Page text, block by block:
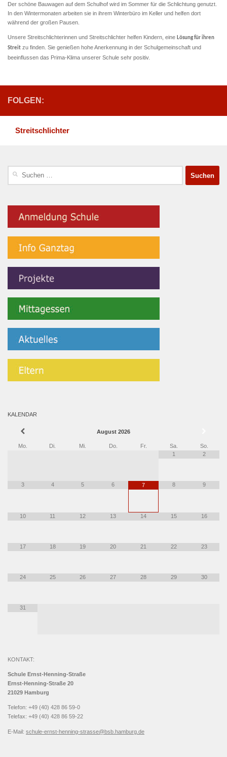
Der schöne Bauwagen auf dem Schulhof wird im Sommer für die Schlichtung genutzt.
In den Wintermonaten arbeiten sie in ihrem Winterbüro im Keller und helfen dort
während der großen Pausen.
Unsere Streitschlichterinnen und Streitschlichter helfen Kindern, eine Lösung für ihren
Streit zu finden. Sie genießen hohe Anerkennung in der Schulgemeinschaft und
beeinflussen das Prima-Klima unserer Schule sehr positiv.
FOLGEN:
Streitschlichter
Suchen
KALENDAR
August 2026
Mo. Di. Mi. Do. Fr. Sa.
So.
1
2
3 4 5 6 7 8 9
10 11 12 13 14 15 16
17 18 19 20 21 22 23
24 25 26 27 28 29 30
31
KONTAKT:
Schule Ernst-Henning-Straße
Ernst-Henning-Straße 20
21029 Hamburg
Telefon: +49 (40) 428 86 59-0
Telefax: +49 (40) 428 86 59-22
E-Mail: schule-ernst-henning-strasse@bsb.hamburg.de